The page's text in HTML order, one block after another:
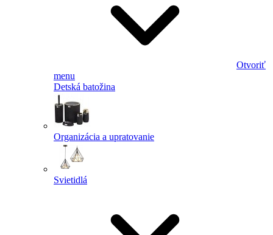
Otvoriť
menu
Detská batožina
Organizácia a upratovanie
Svietidlá